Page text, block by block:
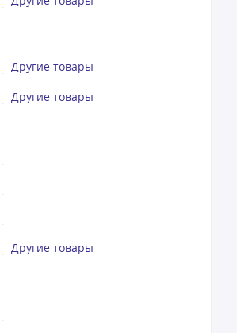
Другие товары
Другие товары
Другие товары